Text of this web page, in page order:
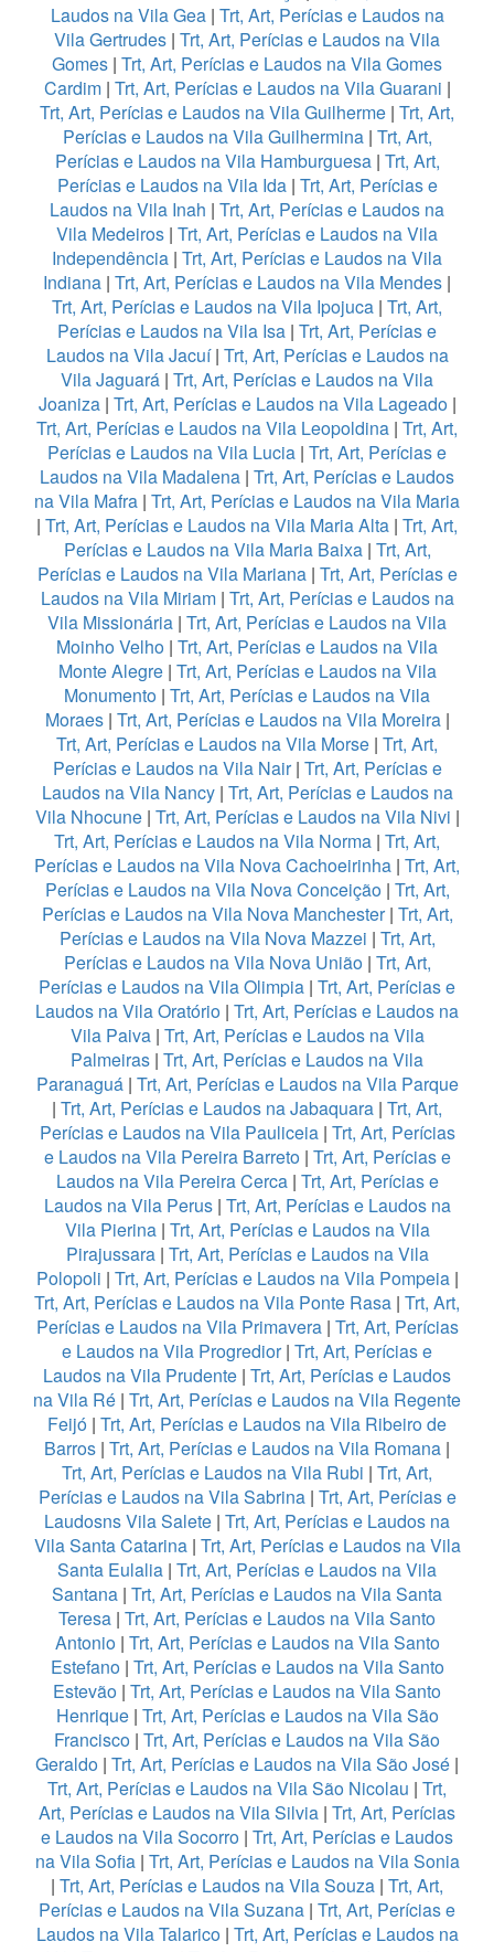
Laudos na Vila Gea| Trt, Art, Perícias e Laudos na
Vila Gertrudes | Trt, Art, Perícias e Laudos na Vila
Gomes | Trt, Art, Perícias e Laudos na Vila Gomes
Cardim| Trt, Art, Perícias e Laudos na Vila Guarani |
Trt, Art, Perícias e Laudos na Vila Guilherme | Trt, Art,
Perícias e Laudos na Vila Guilhermina| Trt, Art,
Perícias e Laudos na Vila Hamburguesa| Trt, Art,
Perícias e Laudos na Vila Ida| Trt, Art, Perícias e
Laudos na Vila Inah | Trt, Art, Perícias e Laudos na
Vila Medeiros | Trt, Art, Perícias e Laudos na Vila
Independência | Trt, Art, Perícias e Laudos na Vila
Indiana | Trt, Art, Perícias e Laudos na Vila Mendes |
Trt, Art, Perícias e Laudos na Vila Ipojuca | Trt, Art,
Perícias e Laudos na Vila Isa | Trt, Art, Perícias e
Laudos na Vila Jacuí| Trt, Art, Perícias e Laudos na
Vila Jaguará | Trt, Art, Perícias e Laudos na Vila
Joaniza| Trt, Art, Perícias e Laudos na Vila Lageado|
Trt, Art, Perícias e Laudos na Vila Leopoldina | Trt, Art,
Perícias e Laudos na Vila Lucia | Trt, Art, Perícias e
Laudos na Vila Madalena | Trt, Art, Perícias e Laudos
na Vila Mafra | Trt, Art, Perícias e Laudos na Vila Maria
| Trt, Art, Perícias e Laudos na Vila Maria Alta | Trt, Art,
Perícias e Laudos na Vila Maria Baixa| Trt, Art,
Perícias e Laudos na Vila Mariana| Trt, Art, Perícias e
Laudos na Vila Miriam| Trt, Art, Perícias e Laudos na
Vila Missionária | Trt, Art, Perícias e Laudos na Vila
Moinho Velho | Trt, Art, Perícias e Laudos na Vila
Monte Alegre| Trt, Art, Perícias e Laudos na Vila
Monumento | Trt, Art, Perícias e Laudos na Vila
Moraes| Trt, Art, Perícias e Laudos na Vila Moreira|
Trt, Art, Perícias e Laudos na Vila Morse | Trt, Art,
Perícias e Laudos na Vila Nair| Trt, Art, Perícias e
Laudos na Vila Nancy| Trt, Art, Perícias e Laudos na
Vila Nhocune| Trt, Art, Perícias e Laudos na Vila Nivi |
Trt, Art, Perícias e Laudos na Vila Norma | Trt, Art,
Perícias e Laudos na Vila Nova Cachoeirinha | Trt, Art,
Perícias e Laudos na Vila Nova Conceição| Trt, Art,
Perícias e Laudos na Vila Nova Manchester| Trt, Art,
Perícias e Laudos na Vila Nova Mazzei | Trt, Art,
Perícias e Laudos na Vila Nova União| Trt, Art,
Perícias e Laudos na Vila Olimpia | Trt, Art, Perícias e
Laudos na Vila Oratório | Trt, Art, Perícias e Laudos na
Vila Paiva| Trt, Art, Perícias e Laudos na Vila
Palmeiras | Trt, Art, Perícias e Laudos na Vila
Paranaguá| Trt, Art, Perícias e Laudos na Vila Parque
| Trt, Art, Perícias e Laudos na Jabaquara | Trt, Art,
Perícias e Laudos na Vila Pauliceia| Trt, Art, Perícias
e Laudos na Vila Pereira Barreto| Trt, Art, Perícias e
Laudos na Vila Pereira Cerca| Trt, Art, Perícias e
Laudos na Vila Perus| Trt, Art, Perícias e Laudos na
Vila Pierina| Trt, Art, Perícias e Laudos na Vila
Pirajussara| Trt, Art, Perícias e Laudos na Vila
Polopoli | Trt, Art, Perícias e Laudos na Vila Pompeia|
Trt, Art, Perícias e Laudos na Vila Ponte Rasa | Trt, Art,
Perícias e Laudos na Vila Primavera| Trt, Art, Perícias
e Laudos na Vila Progredior| Trt, Art, Perícias e
Laudos na Vila Prudente | Trt, Art, Perícias e Laudos
na Vila Ré | Trt, Art, Perícias e Laudos na Vila Regente
Feijó | Trt, Art, Perícias e Laudos na Vila Ribeiro de
Barros | Trt, Art, Perícias e Laudos na Vila Romana |
Trt, Art, Perícias e Laudos na Vila Rubi | Trt, Art,
Perícias e Laudos na Vila Sabrina| Trt, Art, Perícias e
Laudosns Vila Salete | Trt, Art, Perícias e Laudos na
Vila Santa Catarina| Trt, Art, Perícias e Laudos na Vila
Santa Eulalia | Trt, Art, Perícias e Laudos na Vila
Santana | Trt, Art, Perícias e Laudos na Vila Santa
Teresa | Trt, Art, Perícias e Laudos na Vila Santo
Antonio| Trt, Art, Perícias e Laudos na Vila Santo
Estefano| Trt, Art, Perícias e Laudos na Vila Santo
Estevão | Trt, Art, Perícias e Laudos na Vila Santo
Henrique| Trt, Art, Perícias e Laudos na Vila São
Francisco | Trt, Art, Perícias e Laudos na Vila São
Geraldo | Trt, Art, Perícias e Laudos na Vila São José |
Trt, Art, Perícias e Laudos na Vila São Nicolau | Trt,
Art, Perícias e Laudos na Vila Silvia | Trt, Art, Perícias
e Laudos na Vila Socorro | Trt, Art, Perícias e Laudos
na Vila Sofia| Trt, Art, Perícias e Laudos na Vila Sonia
| Trt, Art, Perícias e Laudos na Vila Souza | Trt, Art,
Perícias e Laudos na Vila Suzana | Trt, Art, Perícias e
Laudos na Vila Talarico| Trt, Art, Perícias e Laudos na